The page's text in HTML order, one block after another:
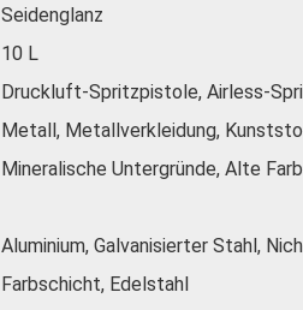
Seidenglanz
10 L
Druckluft-Spritzpistole, Airless-
Metall, Metallverkleidung,
Mineralische Untergründe, Alte
Aluminium, Galvanisierter Stahl,
Farbschicht, Edelstahl